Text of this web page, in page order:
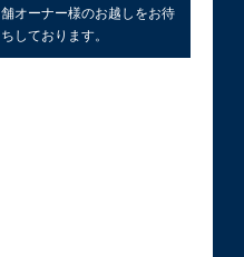
舗オーナー様のお越しをお待
ちしております。